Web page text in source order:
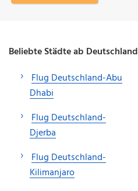
Beliebte Städte ab Deutschland
Flug Deutschland-Abu
Dhabi
Flug Deutschland-
Djerba
Flug Deutschland-
Kilimanjaro